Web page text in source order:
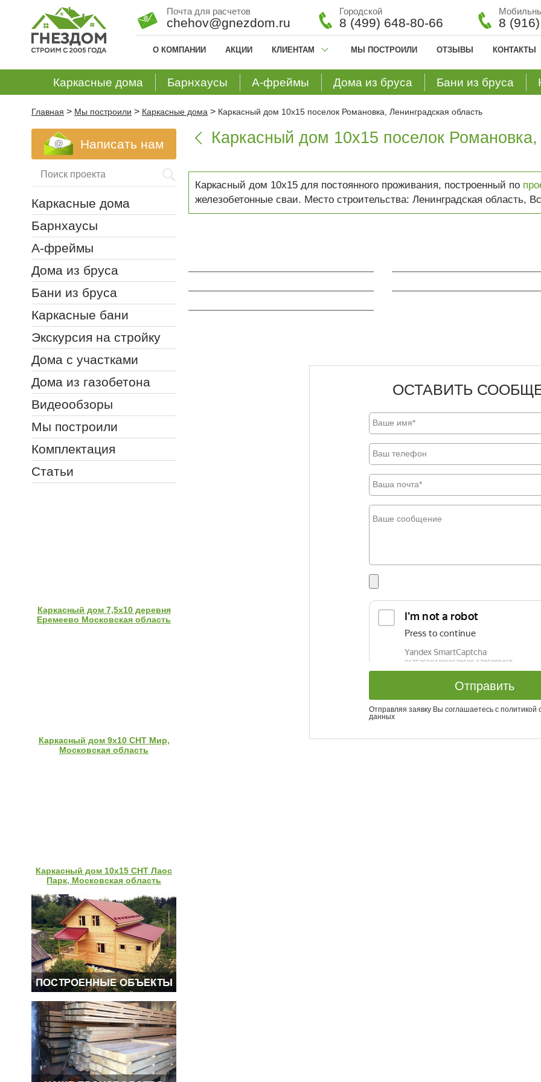
Почта для расчетов
chehov@gnezdom.ru
Городской
8 (499) 648-80-66 8
О КОМПАНИИ АКЦИИ КЛИЕНТАМ МЫ ПОСТРОИЛИ ОТЗЫВЫ КОНТАКТЫ
Каркасные дома Барнхаусы А-фреймы Дома из бруса Бани из бруса
Главная > Мы построили > Каркасные дома > Каркасный дом 10х15 поселок Романовка, Ленинградская область
 Каркасный дом 10х15 поселок Романовка,
Каркасный дом 10х15 для постоянного проживания, построенный по
железобетонные сваи. Место строительства: Ленинградская область,
ОСТАВИТЬ
Отправить
Отправляя заявку Вы соглашаетесь с политикой
данных
Написать нам
Каркасные дома
Барнхаусы
А-фреймы
Дома из бруса
Бани из бруса
Каркасные бани
Экскурсия на стройку
Дома с участками
Дома из газобетона
Видеообзоры
Мы построили
Комплектация
Статьи
Каркасный дом 7,5х10 деревня
Еремеево Московская область
Каркасный дом 9х10 СНТ Мир,
Московская область
Каркасный дом 10х15 СНТ Лаос
Парк, Московская область